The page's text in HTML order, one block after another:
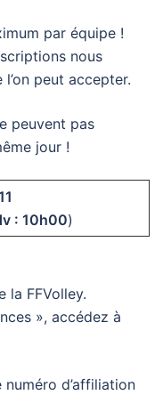
par équipe !
nous
peut accepter.
peuvent pas
jour !
: 10h00)
la FFVolley.
», accédez à
d’affiliation